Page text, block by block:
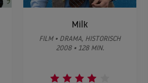
Milk
FILM • DRAMA, HISTORISCH
2008 • 128 MIN.